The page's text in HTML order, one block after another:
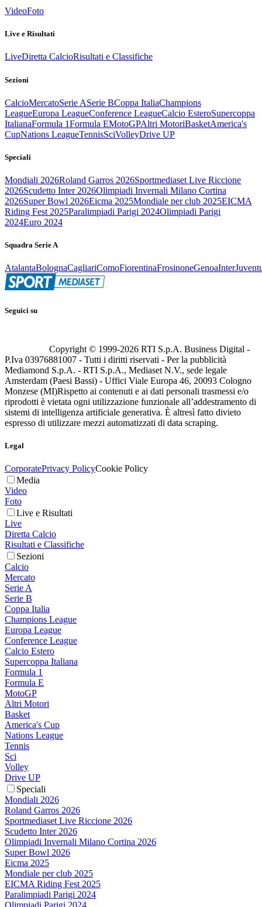
VideoFoto
Live e Risultati
LiveDiretta CalcioRisultati e Classifiche
Sezioni
CalcioMercatoSerie ASerie BCoppa ItaliaChampions
LeagueEuropa LeagueConference LeagueCalcio EsteroSupercoppa
ItalianaFormula 1Formula EMotoGPAltri MotoriBasketAmerica's
CupNations LeagueTennisSciVolleyDrive UP
Speciali
Mondiali 2026Roland Garros 2026Sportmediaset Live Riccione
2026Scudetto Inter 2026Olimpiadi Invernali Milano Cortina
2026Super Bowl 2026Eicma 2025Mondiale per club 2025EICMA
Riding Fest 2025Paralimpiadi Parigi 2024Olimpiadi Parigi
2024Euro 2024
Squadra Serie A
AtalantaBolognaCagliariComoFiorentinaFrosinoneGenoaInter
Seguici su
Copyright © 1999-2026 RTI S.p.A. Business Digital -
P.Iva 03976881007 - Tutti i diritti riservati - Per la pubblicità
Mediamond S.p.A. - RTI S.p.A., Mediaset N.V., sede legale
Amsterdam (Paesi Bassi) - Uffici Viale Europa 46, 20093 Cologno
Monzese (MI)Rispetto ai contenuti e ai dati personali trasmessi e/o
riprodotti è vietata ogni utilizzazione funzionale all’addestramento di
sistemi di intelligenza artificiale generativa. È altresì fatto divieto
espresso di utilizzare mezzi automatizzati di data scraping.
Legal
CorporatePrivacy PolicyCookie Policy
Media
Video
Foto
Live e Risultati
Live
Diretta Calcio
Risultati e Classifiche
Sezioni
Calcio
Mercato
Serie A
Serie B
Coppa Italia
Champions League
Europa League
Conference League
Calcio Estero
Supercoppa Italiana
Formula 1
Formula E
MotoGP
Altri Motori
Basket
America's Cup
Nations League
Tennis
Sci
Volley
Drive UP
Speciali
Mondiali 2026
Roland Garros 2026
Sportmediaset Live Riccione 2026
Scudetto Inter 2026
Olimpiadi Invernali Milano Cortina 2026
Super Bowl 2026
Eicma 2025
Mondiale per club 2025
EICMA Riding Fest 2025
Paralimpiadi Parigi 2024